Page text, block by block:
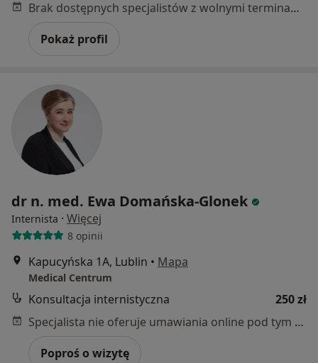
Brak dostępnych specjalistów z wolnymi terminami w tym centrum medycznym.
Pokaż profil
dr n. med. Ewa Domańska-Glonek
Internista · Więcej
8 opinii
Kapucyńska 1A, Lublin • Mapa
Medical Centrum
Konsultacja internistyczna
250 zł
Specjalista nie oferuje umawiania online pod tym adresem.
Poproś o wizytę